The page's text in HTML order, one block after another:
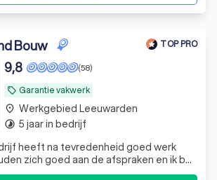
Bouw TOP PRO
local_offer Garantie vakwerk
(58)
9,8
heeft na tevredenheid goed werk
inzet en laten schoon en opgeruimd
place Werkgebied Leeuwarden
timelapse 5 jaar in bedrijf